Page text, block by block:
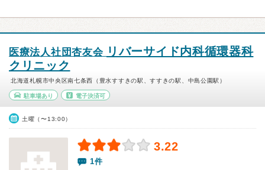
医療法人社団杏友会 リバーサイド内科循環器科
クリニック
北海道札幌市中央区南七条西（豊水すすきの駅、すすきの駅、中島公園駅）
駐車場あり 電子決済可
土曜（〜13:00）
3.22
1件